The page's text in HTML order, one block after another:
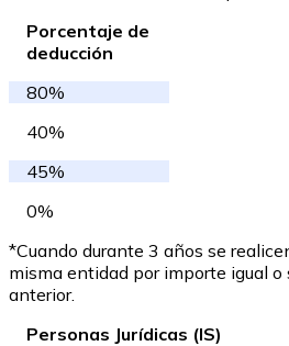
Porcentaje de
deducción
80%
40%
45%
0%
*Cuando durante 3 años se
misma entidad por importe igual o
anterior.
Personas Jurídicas (IS)